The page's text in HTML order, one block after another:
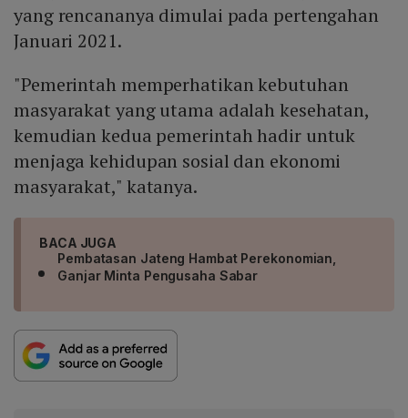
yang rencananya dimulai pada pertengahan
Januari 2021.
"Pemerintah memperhatikan kebutuhan
masyarakat yang utama adalah kesehatan,
kemudian kedua pemerintah hadir untuk
menjaga kehidupan sosial dan ekonomi
masyarakat," katanya.
BACA JUGA
Pembatasan Jateng Hambat Perekonomian,
Ganjar Minta Pengusaha Sabar